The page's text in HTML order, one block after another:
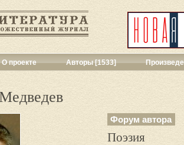
О проекте Авторы [1533]
Переводы
Публицистика
Рассказы
Форум автора
Поэзия